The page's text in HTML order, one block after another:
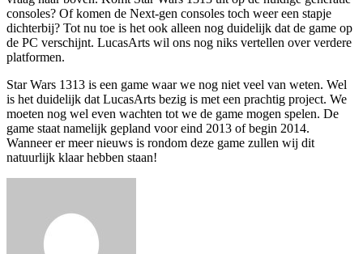
consoles? Of komen de Next-gen consoles toch weer een stapje
dichterbij? Tot nu toe is het ook alleen nog duidelijk dat de game op
de PC verschijnt. LucasArts wil ons nog niks vertellen over verdere
platformen.
Star Wars 1313 is een game waar we nog niet veel van weten. Wel
is het duidelijk dat LucasArts bezig is met een prachtig project. We
moeten nog wel even wachten tot we de game mogen spelen. De
game staat namelijk gepland voor eind 2013 of begin 2014.
Wanneer er meer nieuws is rondom deze game zullen wij dit
natuurlijk klaar hebben staan!